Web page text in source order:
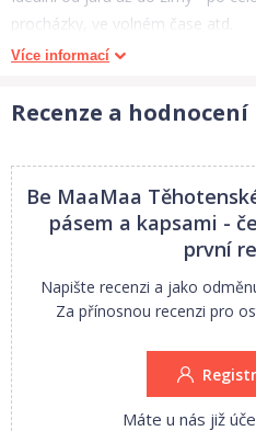
procházky, ve volném čase atd.
1. Jakost.
Nabízíme ve vel. S - XL
Rozměry:
Rozměry se mohou lišit o 1-2 cm,
natažení.
Více informací
Recenze a hodnocení
Be MaaMaa
pásem a kapsami -
první
Napište recenzi a jako
Za přínosnou recenzi pro
Máte u nás již